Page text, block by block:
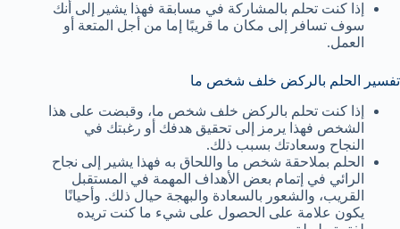
إذا كنت تحلم بالمشاركة في مسابقة فهذا يشير إلى أنك
سوف تسافر إلى مكان ما قريبًا إما من أجل المتعة أو
العمل.
تفسير الحلم بالركض خلف شخص ما
إذا كنت تحلم بالركض خلف شخص ما، وقبضت على هذا
الشخص فهذا يرمز إلى تحقيق هدفك أو رغبتك في
النجاح وسعادتك بسبب ذلك.
الحلم بملاحقة شخص ما واللحاق به فهذا يشير إلى نجاح
الرائي في إتمام بعض الأهداف المهمة في المستقبل
القريب، والشعور بالسعادة والبهجة حيال ذلك. وأحيانًا
يكون علامة على الحصول على شيء ما كنت تريده